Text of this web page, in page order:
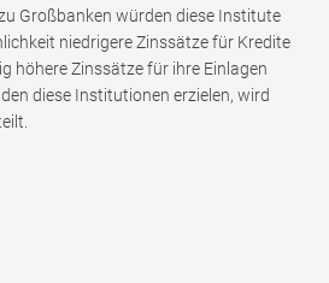
Großbanken würden diese Institute
niedrigere Zinssätze für Kredite
höhere Zinssätze für ihre Einlagen
diese Institutionen erzielen, wird